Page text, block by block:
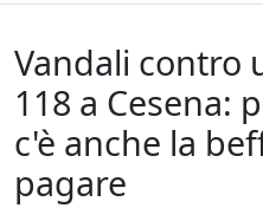
Vandali contro
118 a Cesena:
c'è anche la
pagare